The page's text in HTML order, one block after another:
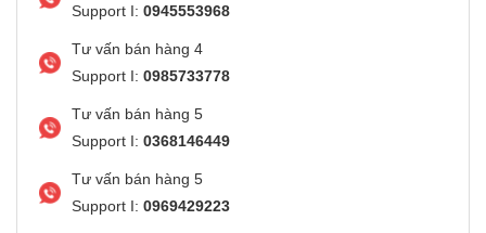
Support I: 0945553968
Tư vấn bán hàng 4
Support I: 0985733778
Tư vấn bán hàng 5
Support I: 0368146449
Tư vấn bán hàng 5
Support I: 0969429223